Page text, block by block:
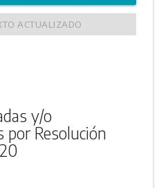
ACTUALIZADO
y/o
por Resolución